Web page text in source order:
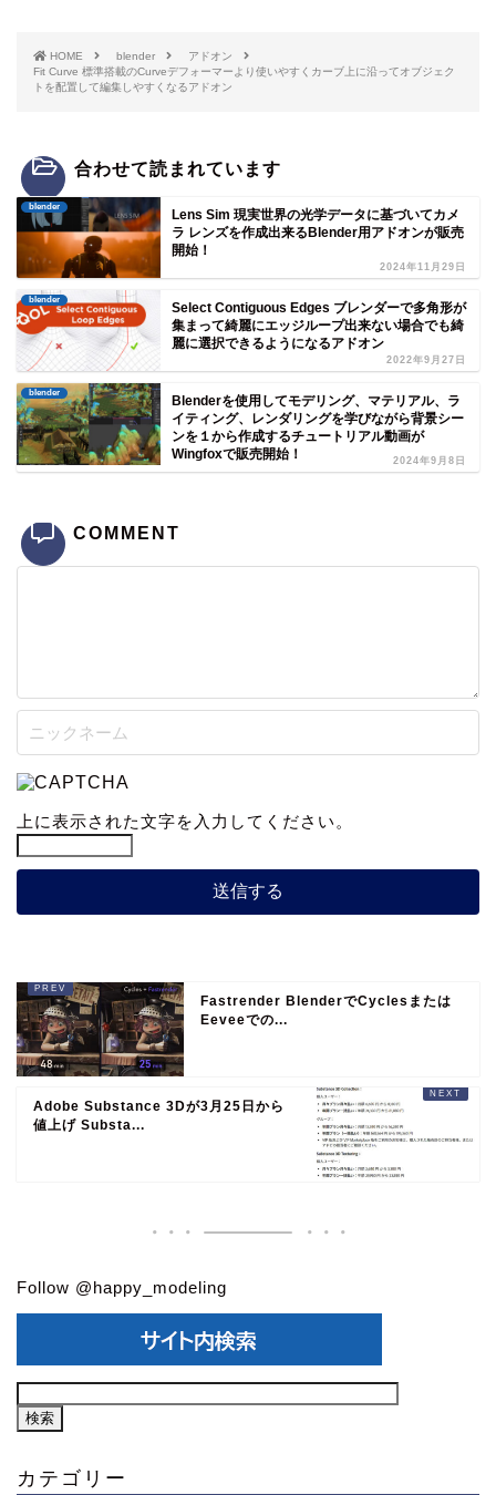
HOME blender
アドオン
Fit Curve 標準搭載のCurveデフォーマーより使いやすくカーブ上に沿ってオブジェク
トを配置して編集しやすくなるアドオン
合わせて読まれています
blender
Lens Sim 現実世界の光学データに基づいてカメ
ラ レンズを作成出来るBlender用アドオンが販売
開始！
2024年11月29日
blender
Select Contiguous Edges ブレンダーで多角形が
集まって綺麗にエッジループ出来ない場合でも綺
麗に選択できるようになるアドオン
2022年9月27日
blender
Blenderを使用してモデリング、マテリアル、ラ
イティング、レンダリングを学びながら背景シー
ンを１から作成するチュートリアル動画が
Wingfoxで販売開始！
2024年9月8日
COMMENT
上に表示された文字を入力してください。
Fastrender BlenderでCyclesまたは
Eeveeでの...
Adobe Substance 3Dが3月25日から
値上げ Substa...
Follow @happy_modeling
カテゴリー